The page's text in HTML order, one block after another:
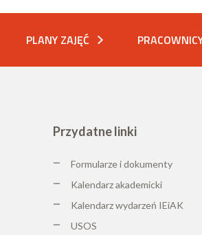
PLANY ZAJĘĆ
Przydatne linki
Formularze i dokumenty
Kalendarz akademicki
Kalendarz wydarzeń IEiAK
USOS